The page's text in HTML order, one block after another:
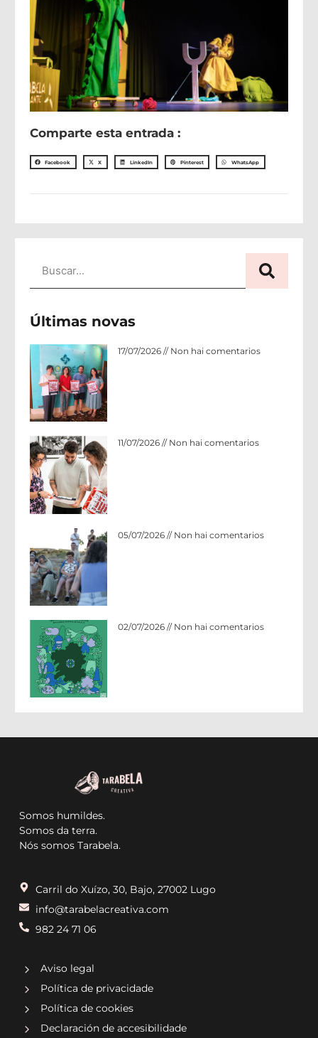
Comparte esta entrada :
Facebook X LinkedIn Pinterest WhatsApp
Últimas novas
Acordo de colaboración: Hotel Nordés
17/07/2026 Non hai comentarios
O MEU PAI NACEU O MESMO ANO
11/07/2026 Non hai comentarios
A beleza de onte quédanos gardada
05/07/2026 Non hai comentarios
Nace o Ciclo Cultural: AS MAÑÁS EN
02/07/2026 Non hai comentarios
Somos humildes.
Somos da terra.
Nós somos Tarabela.
Carril do Xuízo, 30, Bajo, 27002 Lugo
info@tarabelacreativa.com
982 24 71 06
Aviso legal
Política de privacidade
Política de cookies
Declaración de accesibilidade